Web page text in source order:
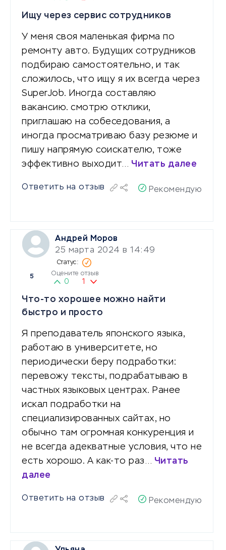
Ищу через сервис сотрудников
У меня своя маленькая фирма по
ремонту авто. Будущих сотрудников
подбираю самостоятельно, и так
сложилось, что ищу я их всегда через
SuperJob. Иногда составляю
вакансию. смотрю отклики,
приглашаю на собеседования, а
иногда просматриваю базу резюме и
пишу напрямую соискателю, тоже
эффективно выходит… Читать далее
Ответить на отзыв Рекомендую
Андрей Моров
25 марта 2024 в 14:49
5 Оцените отзыв
0 1
Что-то хорошее можно найти
быстро и просто
Я преподаватель японского языка,
работаю в университете, но
периодически беру подработки:
перевожу тексты, подрабатываю в
частных языковых центрах. Ранее
искал подработки на
специализированных сайтах, но
обычно там огромная конкуренция и
не всегда адекватные условия, что не
есть хорошо. А как-то раз… Читать
далее
Ответить на отзыв Рекомендую